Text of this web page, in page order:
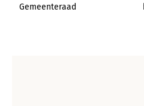
Gemeenteraad